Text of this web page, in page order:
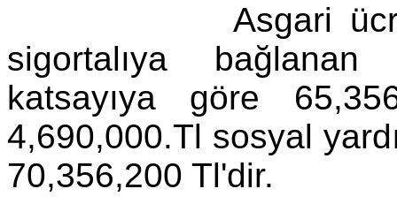
Asgari ücrete
sigortalıya
katsayıya göre
4,690,000.Tl sosyal
70,356,200 Tl'dir.